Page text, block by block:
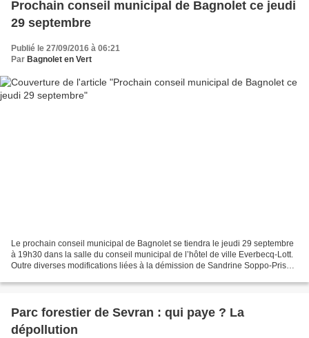
Prochain conseil municipal de Bagnolet ce jeudi
29 septembre
Publié le 27/09/2016 à 06:21
Par Bagnolet en Vert
Le prochain conseil municipal de Bagnolet se tiendra le jeudi 29 septembre
à 19h30 dans la salle du conseil municipal de l’hôtel de ville Everbecq-Lott.
Outre diverses modifications liées à la démission de Sandrine Soppo-Priso
Parc forestier de Sevran : qui paye ? La
dépollution